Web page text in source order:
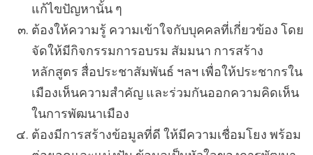
แก้ไขปัญหานั้น ๆ
ต้องให้ความรู้ ความเข้าใจกับบุคคลที่เกี่ยวข้อง โดย
จัดให้มีกิจกรรมการอบรม สัมมนา การสร้าง
หลักสูตร สื่อประชาสัมพันธ์ ฯลฯ เพื่อให้ประชากรใน
เมืองเห็นความสำคัญ และร่วมกันออกความคิดเห็น
ในการพัฒนาเมือง
ต้องมีการสร้างข้อมูลที่ดี ให้มีความเชื่อมโยง พร้อม